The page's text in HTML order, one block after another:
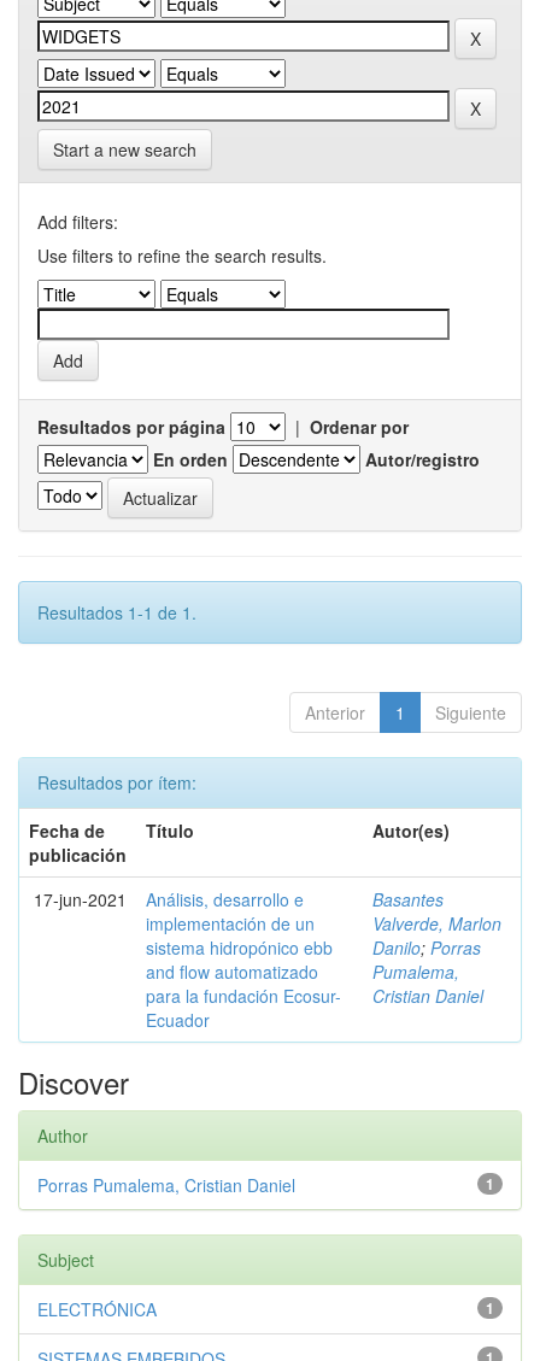
Start a new search
Add filters:
Use filters to refine the search results.
Resultados por página | Ordenar por
En orden
Autor/registro
Resultados 1-1 de 1.
Anterior 1 Siguiente
Resultados por ítem:
Fecha de
publicación
Título Autor(es)
17-jun-2021
Análisis, desarrollo e
implementación de un
sistema hidropónico ebb
and flow automatizado
para la fundación Ecosur-
Ecuador
Basantes
Valverde, Marlon
Danilo; Porras
Pumalema,
Cristian Daniel
Discover
Author
1
Porras Pumalema, Cristian Daniel
Subject
1
ELECTRÓNICA